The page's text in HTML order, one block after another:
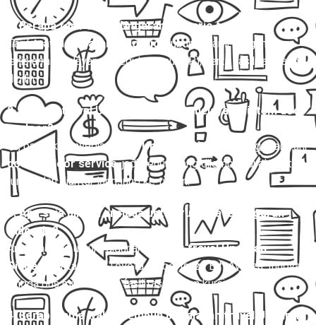
1. Berapa tarif travel Ungaran Sidoarjo terbaru?
Tariftravel Ungaran Sidoarjo
Hubungi Kami, tergantung
jenis armada, layanan (reguler atau VIP), serta fasilitas yang
dipilih.
2. Apakah travel Ungaran Sidoarjo melayani sistem door
to door?
Ya, banyak penyediatravel Ungaran Sidoarjo
yang melayani
door to door service, jadi penumpang dijemput di alamat
rumah dan diantar langsung ke tujuan.
3. Apa saja pilihan armada untuk rute travel Ungaran
Sidoarjo?
Armada yang umum digunakan untuktravel Ungaran
Sidoarjo
antara lain Toyota Hiace, Isuzu Elf, Avanza, Innova,
hingga bus mini dengan fasilitas AC dan kursi reclining.
4. Berapa lama waktu tempuh perjalanan travel Ungaran